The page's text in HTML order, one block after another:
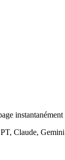
instantanément
Claude,